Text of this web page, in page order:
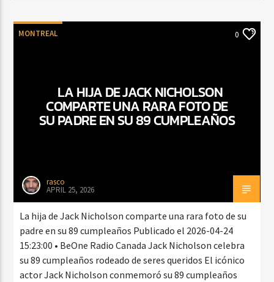
MONTREAL 0
LA HIJA DE JACK NICHOLSON
COMPARTE UNA RARA FOTO DE
SU PADRE EN SU 89 CUMPLEAÑOS
rasco
APRIL 25, 2026
La hija de Jack Nicholson comparte una rara foto de su
padre en su 89 cumpleaños Publicado el 2026-04-24
15:23:00 • BeOne Radio Canada Jack Nicholson celebra
su 89 cumpleaños rodeado de seres queridos El icónico
actor Jack Nicholson conmemoró su 89 cumpleaños